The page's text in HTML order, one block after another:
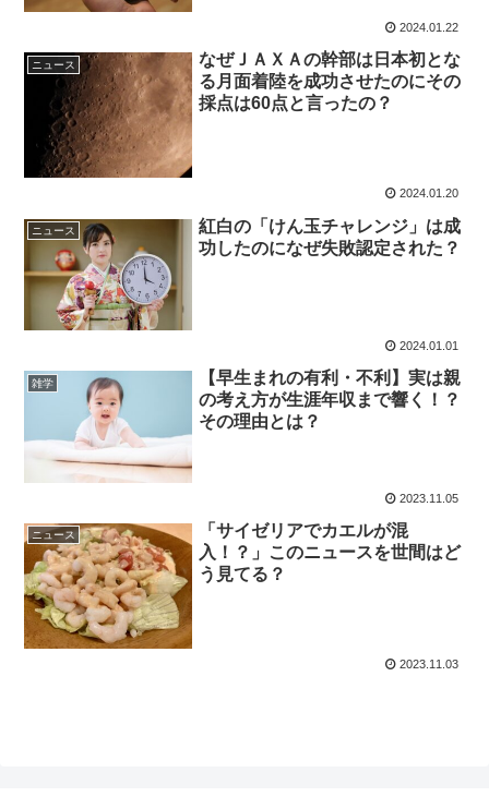
2024.01.22
ニュース
なぜＪＡＸＡの幹部は日本初とな
る月面着陸を成功させたのにその
採点は60点と言ったの？
2024.01.20
ニュース
紅白の「けん玉チャレンジ」は成
功したのになぜ失敗認定された？
2024.01.01
雑学
【早生まれの有利・不利】実は親
の考え方が生涯年収まで響く！？
その理由とは？
2023.11.05
ニュース
「サイゼリアでカエルが混
入！？」このニュースを世間はど
う見てる？
2023.11.03